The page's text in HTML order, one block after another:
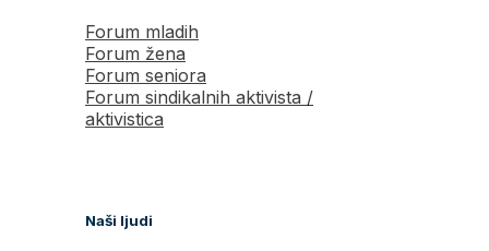
Forum mladih
Forum žena
Forum seniora
Forum sindikalnih aktivista /
aktivistica
Naši ljudi